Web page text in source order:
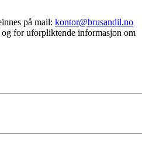
på mail: kontor@brusandil.no
og for uforpliktende informasjon om